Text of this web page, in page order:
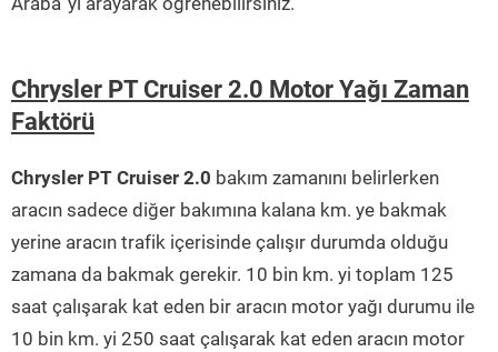
Chrysler PT Cruiser 2.0 Motor Yağı Zaman
Faktörü
Chrysler PT Cruiser 2.0 bakım zamanını belirlerken
aracın sadece diğer bakımına kalana km. ye bakmak
yerine aracın trafik içerisinde çalışır durumda olduğu
zamana da bakmak gerekir. 10 bin km. yi toplam 125
saat çalışarak kat eden bir aracın motor yağı durumu ile
10 bin km. yi 250 saat çalışarak kat eden aracın motor